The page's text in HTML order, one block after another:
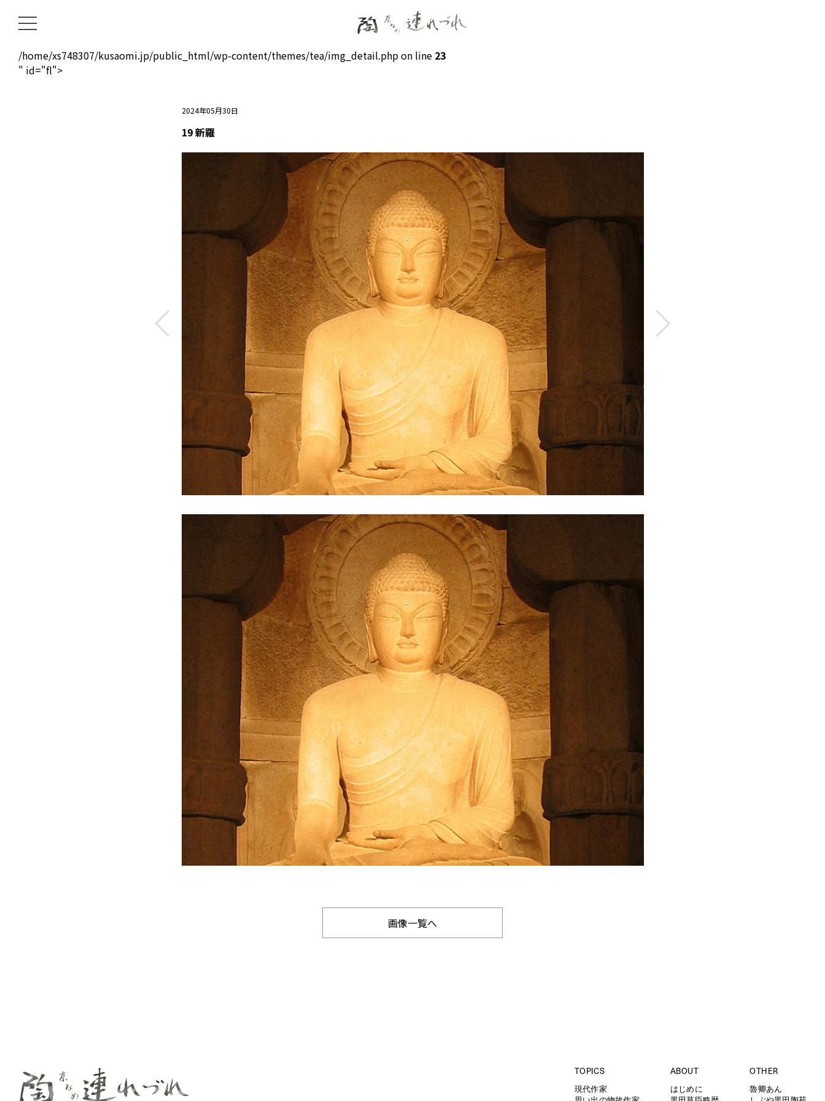
/home/xs748307/kusaomi.jp/public_html/wp-content/themes/tea/img_detail.php on line 23
" id="fl">
2024年05月30日
19 新羅
画像一覧へ
TOPICS
現代作家
ABOUT
はじめに
OTHER
魯卿あん